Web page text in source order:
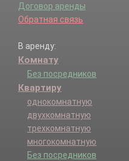
Договор аренды
Обратная связь
В аренду:
Комнату
Без посредников
Квартиру
однокомнатную
двухкомнатную
трехкомнатную
многокомнатную
Без посредников